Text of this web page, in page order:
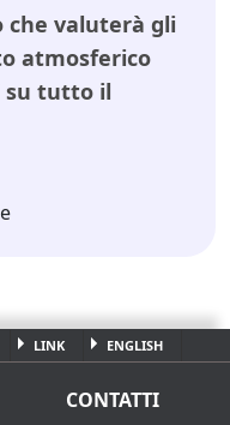
che valuterà gli
atmosferico
su tutto il
LINK ENGLISH
CONTATTI